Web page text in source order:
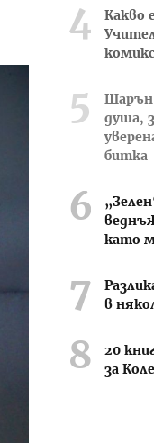
Какво
Шарън
душа,
битка
като
в
20
за